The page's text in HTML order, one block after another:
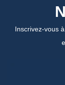
Inscrivez-vous